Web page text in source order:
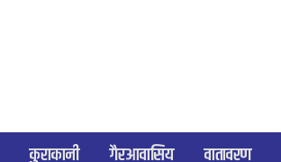
कुराकानी गैरआवासिय वातावरण